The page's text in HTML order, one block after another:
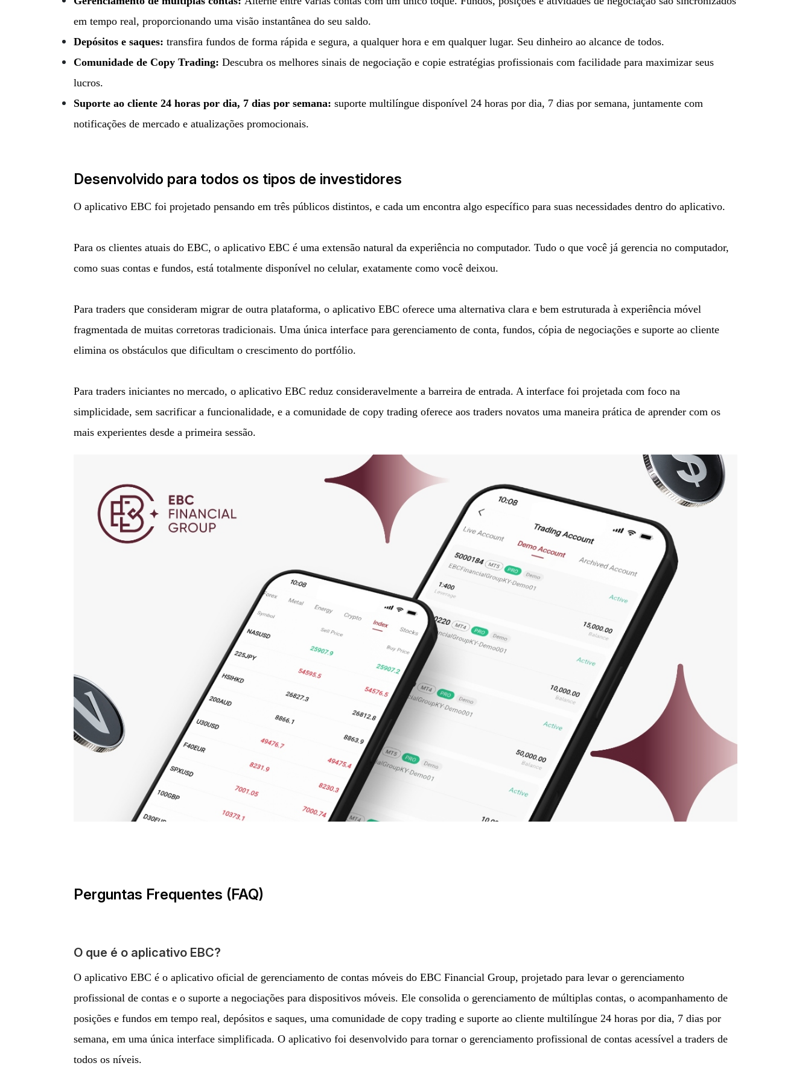
em tempo real, proporcionando uma visão instantânea do seu saldo.
Depósitos e saques: transfira fundos de forma rápida e segura, a qualquer hora e em qualquer lugar. Seu dinheiro ao alcance de todos.
Comunidade de Copy Trading: Descubra os melhores sinais de negociação e copie estratégias profissionais com facilidade para maximizar seus
lucros.
Suporte ao cliente 24 horas por dia, 7 dias por semana: suporte multilíngue disponível 24 horas por dia, 7 dias por semana, juntamente com
notificações de mercado e atualizações promocionais.
Desenvolvido para todos os tipos de investidores
O aplicativo EBC foi projetado pensando em três públicos distintos, e cada um encontra algo específico para suas necessidades dentro do aplicativo.
Para os clientes atuais do EBC, o aplicativo EBC é uma extensão natural da experiência no computador. Tudo o que você já gerencia no computador,
como suas contas e fundos, está totalmente disponível no celular, exatamente como você deixou.
Para traders que consideram migrar de outra plataforma, o aplicativo EBC oferece uma alternativa clara e bem estruturada à experiência móvel
fragmentada de muitas corretoras tradicionais. Uma única interface para gerenciamento de conta, fundos, cópia de negociações e suporte ao cliente
elimina os obstáculos que dificultam o crescimento do portfólio.
Para traders iniciantes no mercado, o aplicativo EBC reduz consideravelmente a barreira de entrada. A interface foi projetada com foco na
simplicidade, sem sacrificar a funcionalidade, e a comunidade de copy trading oferece aos traders novatos uma maneira prática de aprender com os
mais experientes desde a primeira sessão.
Perguntas Frequentes (FAQ)
O que é o aplicativo EBC?
O aplicativo EBC é o aplicativo oficial de gerenciamento de contas móveis do EBC Financial Group, projetado para levar o gerenciamento
profissional de contas e o suporte a negociações para dispositivos móveis. Ele consolida o gerenciamento de múltiplas contas, o acompanhamento de
posições e fundos em tempo real, depósitos e saques, uma comunidade de copy trading e suporte ao cliente multilíngue 24 horas por dia, 7 dias por
semana, em uma única interface simplificada. O aplicativo foi desenvolvido para tornar o gerenciamento profissional de contas acessível a traders de
todos os níveis.